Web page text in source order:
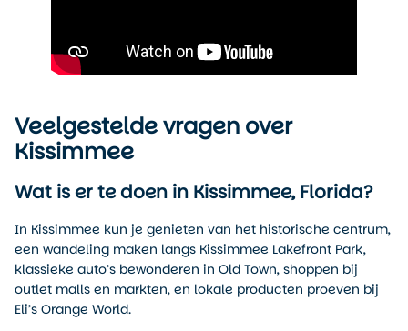
Veelgestelde vragen over
Kissimmee
Wat is er te doen in Kissimmee, Florida?
In Kissimmee kun je genieten van het historische centrum,
een wandeling maken langs Kissimmee Lakefront Park,
klassieke auto’s bewonderen in Old Town, shoppen bij
outlet malls en markten, en lokale producten proeven bij
Eli’s Orange World.